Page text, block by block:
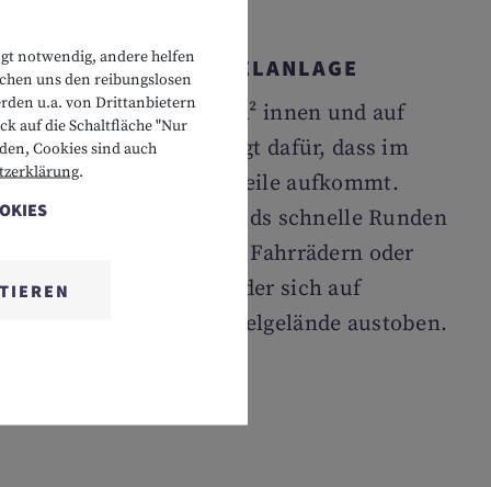
NUTZUNG DER SPIELANLAGE
Spielspaß auf 2.000 m² innen und auf
5.000 m² draußen sorgt dafür, dass im
Urlaub keine Langeweile aufkommt.
Ganz gleich, ob die Kids schnelle Runden
mit den hoteleigenen Fahrrädern oder
Bobby-Cars drehen oder sich auf
unserem Outdoor-Spielgelände austoben.
notwendig, andere helfen
uns den reibungslosen
u.a. von Drittanbietern
auf die Schaltfläche "Nur
Cookies sind auch
.